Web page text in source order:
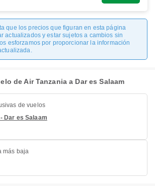
que los precios que figuran en esta página
actualizados y estar sujetos a cambios sin
esforzamos por proporcionar la información
de Air Tanzania a Dar es Salaam
de vuelos
Dar es Salaam
más baja